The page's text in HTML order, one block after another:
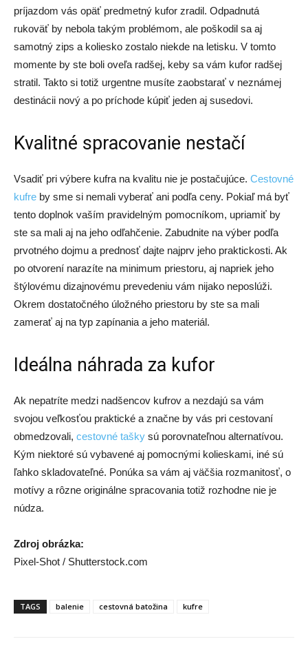
príjazdom vás opäť predmetný kufor zradil. Odpadnutá
rukoväť by nebola takým problémom, ale poškodil sa aj
samotný zips a koliesko zostalo niekde na letisku. V tomto
momente by ste boli oveľa radšej, keby sa vám kufor radšej
stratil. Takto si totiž urgentne musíte zaobstarať v neznámej
destinácii nový a po príchode kúpiť jeden aj susedovi.
Kvalitné spracovanie nestačí
Vsadiť pri výbere kufra na kvalitu nie je postačujúce. Cestovné
kufre by sme si nemali vyberať ani podľa ceny. Pokiaľ má byť
tento doplnok vaším pravidelným pomocníkom, upriamiť by
ste sa mali aj na jeho odľahčenie. Zabudnite na výber podľa
prvotného dojmu a prednosť dajte najprv jeho praktickosti. Ak
po otvorení narazíte na minimum priestoru, aj napriek jeho
štýlovému dizajnovému prevedeniu vám nijako neposlúži.
Okrem dostatočného úložného priestoru by ste sa mali
zamerať aj na typ zapínania a jeho materiál.
Ideálna náhrada za kufor
Ak nepatríte medzi nadšencov kufrov a nezdajú sa vám
svojou veľkosťou praktické a značne by vás pri cestovaní
obmedzovali, cestovné tašky sú porovnateľnou alternatívou.
Kým niektoré sú vybavené aj pomocnými kolieskami, iné sú
ľahko skladovateľné. Ponúka sa vám aj väčšia rozmanitosť, o
motívy a rôzne originálne spracovania totiž rozhodne nie je
núdza.
Zdroj obrázka:
Pixel-Shot / Shutterstock.com
TAGS balenie cestovná batožina kufre